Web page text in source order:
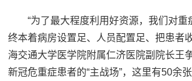
“为了最大程度利用好资源，我们对重
终本着病房设置足、人员配置足、把患者
海交通大学医学院附属仁济医院副院长王
新冠危重症患者的“主战场”，这里有50余